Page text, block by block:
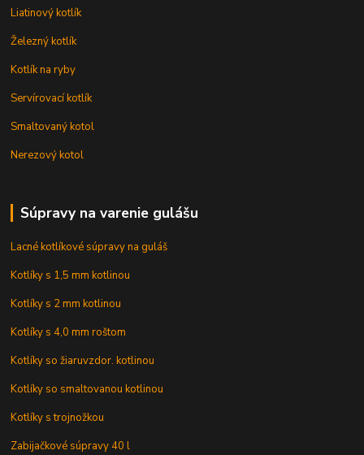
Liatinový kotlík
Železný kotlík
Kotlík na ryby
Servírovací kotlík
Smaltovaný kotol
Nerezový kotol
Súpravy na varenie gulášu
Lacné kotlíkové súpravy na guláš
Kotlíky s 1,5 mm kotlinou
Kotlíky s 2 mm kotlinou
Kotlíky s 4,0 mm roštom
Kotlíky so žiaruvzdor. kotlinou
Kotlíky so smaltovanou kotlinou
Kotlíky s trojnožkou
Zabijačkové súpravy 40 l